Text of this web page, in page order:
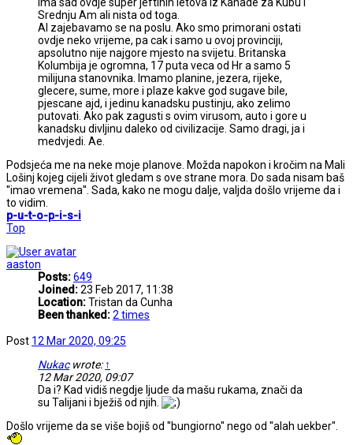
Ima sad ovdje super jeftinih letova iz Kanade za Kubu i
Srednju Am ali nista od toga.
Al zajebavamo se na poslu. Ako smo primorani ostati
ovdje neko vrijeme, pa cak i samo u ovoj provinciji,
apsolutno nije najgore mjesto na svijetu. Britanska
Kolumbija je ogromna, 17 puta veca od Hr a samo 5
milijuna stanovnika. Imamo planine, jezera, rijeke,
glecere, sume, more i plaze kakve god sugave bile,
pjescane ajd, i jedinu kanadsku pustinju, ako zelimo
putovati. Ako pak zagusti s ovim virusom, auto i gore u
kanadsku divljinu daleko od civilizacije. Samo dragi, ja i
medvjedi. Ae.
Podsjeća me na neke moje planove. Možda napokon i kročim na Mali
Lošinj kojeg cijeli život gledam s ove strane mora. Do sada nisam baš
''imao vremena''. Sada, kako ne mogu dalje, valjda došlo vrijeme da i
to vidim.
p-u-t-o-p-i-s-i
Top
aaston
Posts:649
Joined:23 Feb 2017, 11:38
Location:Tristan da Cunha
Been thanked:2 times
Post 12 Mar 2020, 09:25
Nukacwrote: ↑
12 Mar 2020, 09:07
Da i? Kad vidiš negdje ljude da mašu rukama, znači da
su Talijani i bježiš od njih.
Došlo vrijeme da se više bojiš od ''bungiorno'' nego od ''alah uekber''.